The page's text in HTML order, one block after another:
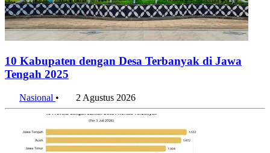
10 Kabupaten dengan Desa Terbanyak di Jawa
Tengah 2025
Nasional • 2 Agustus 2026